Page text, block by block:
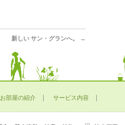
新しい サン・グランへ。 →
お部屋の紹介 サービス内容